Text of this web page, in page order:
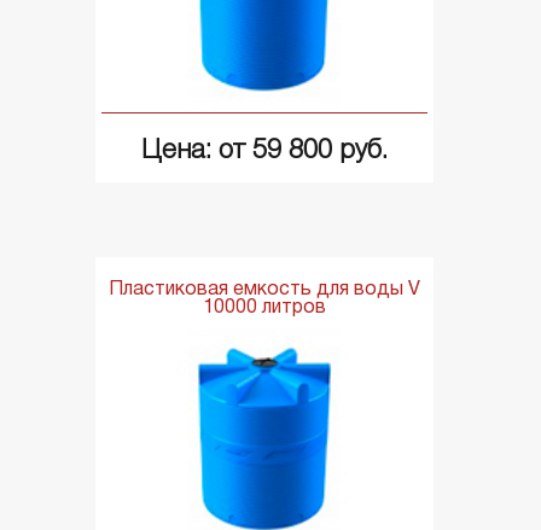
Цена: от 59 800 руб.
Пластиковая емкость для воды V
10000 литров